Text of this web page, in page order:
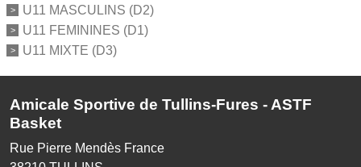
U11 MASCULINS (D2)
U11 FEMININES (D1)
U11 MIXTE (D3)
Amicale Sportive de Tullins-Fures - ASTF
Basket
Rue Pierre Mendès France